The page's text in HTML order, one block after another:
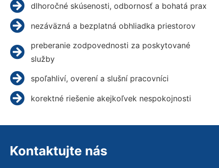
dlhoročné skúsenosti, odbornosť a bohatá prax
nezáväzná a bezplatná obhliadka priestorov
preberanie zodpovednosti za poskytované
služby
spoľahliví, overení a slušní pracovníci
korektné riešenie akejkoľvek nespokojnosti
Kontaktujte nás